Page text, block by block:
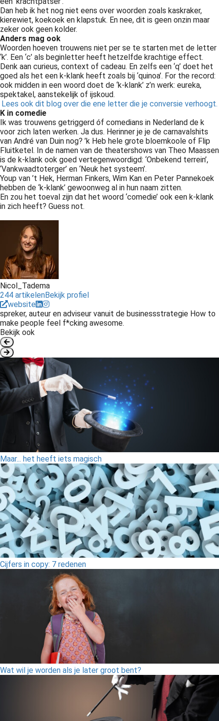
Dan heb ik het nog niet eens over woorden zoals kaskraker,
kierewiet, koekoek en klapstuk. En nee, dit is geen onzin maar
zeker ook geen kolder.
Anders mag ook
Woorden hoeven trouwens niet per se te starten met de letter
‘k’. Een ‘c’ als beginletter heeft hetzelfde krachtige effect.
Denk aan curieus, context of cadeau. En zelfs een ‘q’ doet het
goed als het een k-klank heeft zoals bij ‘quinoa’. For the record:
ook midden in een woord doet de ‘k-klank’ z’n werk: eureka,
spektakel, aanstekelijk of ijskoud.
Lees ook dit blog over die ene letter die je conversie verhoogt.
K in comedie
Ik was trouwens getriggerd óf comedians in Nederland de k
voor zich laten werken. Ja dus. Herinner je je de carnavalshits
van André van Duin nog? ’k Heb hele grote bloemkoole of Flip
Fluitketel. In de namen van de theatershows van Theo Maassen
is de k-klank ook goed vertegenwoordigd: ‘Onbekend terrein’,
‘Vankwaadtoterger’ en ‘Neuk het systeem’.
Youp van ’t Hek, Herman Finkers, Wim Kan en Peter Pannekoek
hebben de ‘k-klank’ gewoonweg al in hun naam zitten.
En zou het toeval zijn dat het woord ‘comedie’ ook een k-klank
in zich heeft? Guess not.
Nicol_Tadema
244 artikelenBekijk profiel
website
spreker, auteur en adviseur vanuit de businessstrategie How to
make people feel f*cking awesome.
Bekijk ook
Maar... het heeft iets magisch
Cijfers in copy: 7 redenen
Wat wil je worden als je later groot bent?